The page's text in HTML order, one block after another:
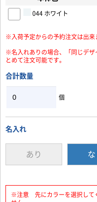
044 ホワイト
※入荷予定からの予約注文は出来
※名入れありの場合、「同じデザ
とめて注文可能です。
合計数量
個
名入れ
あり な
※注意 先にカラーを選択して
お買い物を続ける